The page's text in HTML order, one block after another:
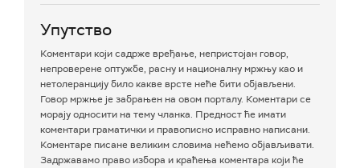
Упутство
Коментари који садрже вређање, непристојан говор,
непроверене оптужбе, расну и националну мржњу као и
нетолеранцију било какве врсте неће бити објављени.
Говор мржње је забрањен на овом порталу. Коментари се
морају односити на тему чланка. Предност ће имати
коментари граматички и правописно исправно написани.
Коментаре писане великим словима нећемо објављивати.
Задржавамо право избора и краћења коментара који ће